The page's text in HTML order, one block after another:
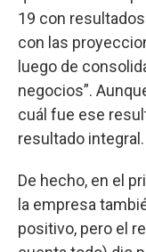
19 con
con las
luego de
negocios”.
cuál fue ese
resultado integral.
De hecho, en el
la empresa
positivo, pero el